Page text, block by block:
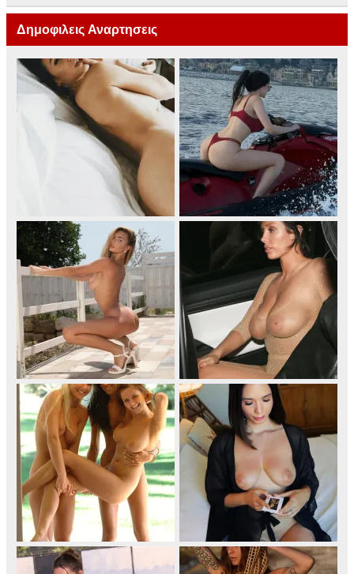
Δημοφιλεις Αναρτησεις